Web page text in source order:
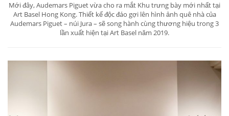
Mới đây, Audemars Piguet vừa cho ra mắt Khu trưng bày mới nhất tại
Art Basel Hong Kong. Thiết kế độc đáo gợi lên hình ảnh quê nhà của
Audemars Piguet – núi Jura – sẽ song hành cùng thương hiệu trong 3
lần xuất hiện tại Art Basel năm 2019.